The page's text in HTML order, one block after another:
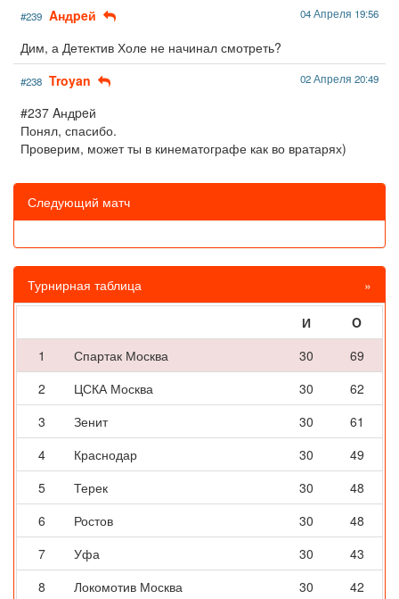
#239 Aндpeй 04 Апреля 19:56
Дим, а Детектив Холе не начинал смотреть?
#238 Troyan 02 Апреля 20:49
#237 Aндpeй
Понял, спасибо.
Проверим, может ты в кинематографе как во вратарях)
Следующий матч
Турнирная таблица »
И
O
1
Спартак Москва 30
69
2
ЦСКА Москва 30
62
3
Зенит 30
61
4
Краснодар 30
49
5
Терек 30
48
6
Ростов 30
48
7
Уфа 30
43
8
Локомотив Москва 30
42